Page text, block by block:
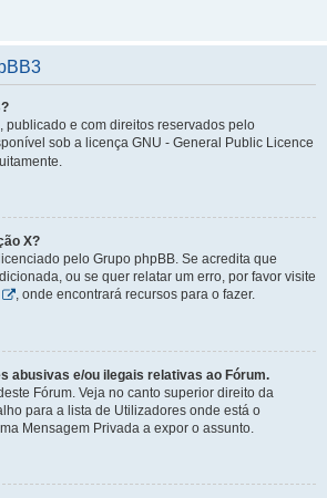
publicado e com direitos reservados pelo
sob a licença GNU - General Public Licence
X?
pelo Grupo phpBB. Se acredita que
ou se quer relatar um erro, por favor visite
, onde encontrará recursos para o fazer.
abusivas e/ou ilegais relativas ao Fórum.
Fórum. Veja no canto superior direito da
para a lista de Utilizadores onde está o
Mensagem Privada a expor o assunto.